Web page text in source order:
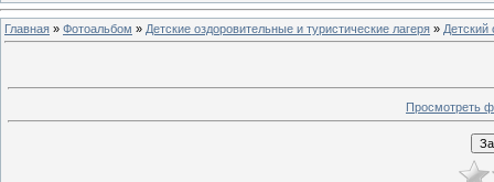
Главная » Фотоальбом » Детские оздоровительные и туристические лагеря »
Просмотреть